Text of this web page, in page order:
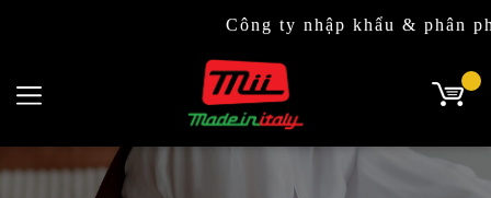
Công ty nhập khẩu & phân phối